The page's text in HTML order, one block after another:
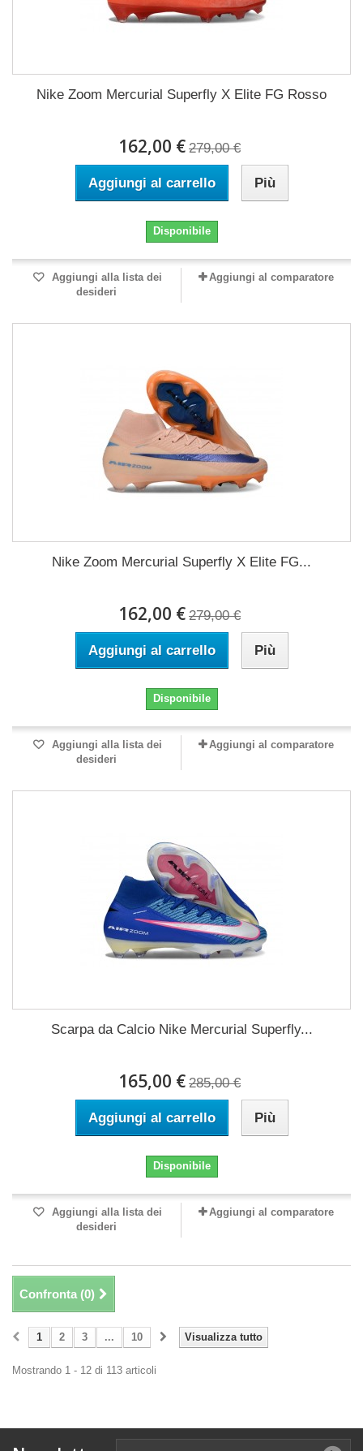
Nike Zoom Mercurial Superfly X Elite FG Rosso
162,00 € 279,00 €
Aggiungi al carrello Più
Disponibile
Aggiungi alla lista dei
desideri
Aggiungi al comparatore
Nike Zoom Mercurial Superfly X Elite FG...
162,00 € 279,00 €
Aggiungi al carrello Più
Disponibile
Aggiungi alla lista dei
desideri
Aggiungi al comparatore
Scarpa da Calcio Nike Mercurial Superfly...
165,00 € 285,00 €
Aggiungi al carrello Più
Disponibile
Aggiungi alla lista dei
desideri
Aggiungi al comparatore
Confronta (0)
Visualizza tutto
1 2 3 ... 10
Mostrando 1 - 12 di 113 articoli